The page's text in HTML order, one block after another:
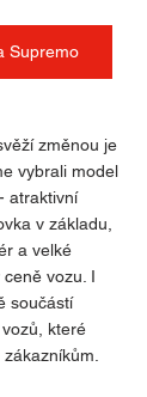
Supremo
změnou je
vybrali model
atraktivní
v základu,
a velké
vozu. I
součástí
které